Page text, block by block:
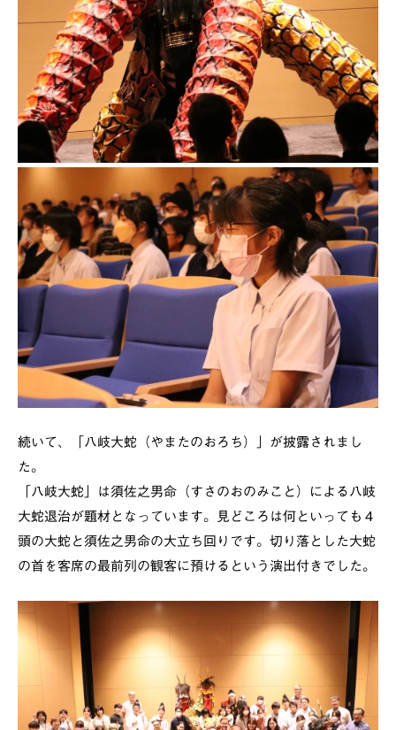
続いて、「八岐大蛇（やまたのおろち）」が披露されまし
た。
「八岐大蛇」は須佐之男命（すさのおのみこと）による八岐
大蛇退治が題材となっています。見どころは何といっても４
頭の大蛇と須佐之男命の大立ち回りです。切り落とした大蛇
の首を客席の最前列の観客に預けるという演出付きでした。